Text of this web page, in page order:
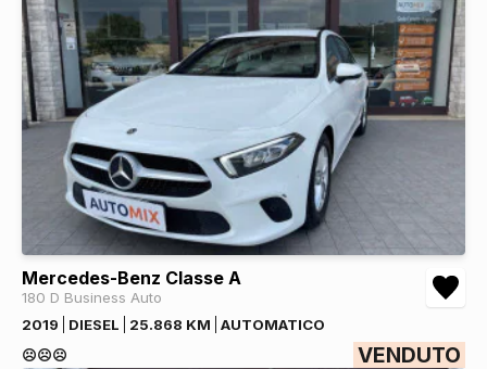
Mercedes-Benz Classe A
180 D Business Auto
2019
DIESEL 25.868 KM
AUTOMATICO
☹️☹️☹️
VENDUTO